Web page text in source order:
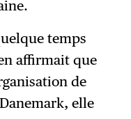
temps
affirmait que
de
elle